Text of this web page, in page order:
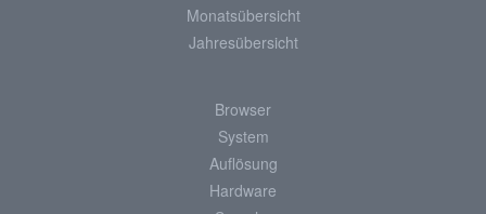
Monatsübersicht
Jahresübersicht
Browser
System
Auflösung
Hardware